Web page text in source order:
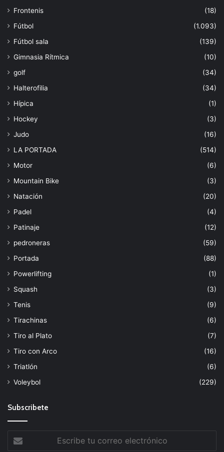
Frontenis
(18)
Fútbol
(1.093)
Fútbol sala
(139)
Gimnasia Rítmica
(10)
golf
(34)
Halterofilia
(34)
Hípica
(1)
Hockey
(3)
Judo
(16)
LA PORTADA
(514)
Motor
(6)
Mountain Bike
(3)
Natación
(20)
Padel
(4)
Patinaje
(12)
pedroneras
(59)
Portada
(88)
Powerlifting
(1)
Squash
(3)
Tenis
(9)
Tirachinas
(6)
Tiro al Plato
(7)
Tiro con Arco
(16)
Triatlón
(6)
Voleybol
(229)
Subscribete
Escribe
tu